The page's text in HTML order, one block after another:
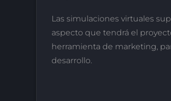
Las simulaciones virtuales
aspecto que tendrá el
herramienta de marketing,
desarrollo.